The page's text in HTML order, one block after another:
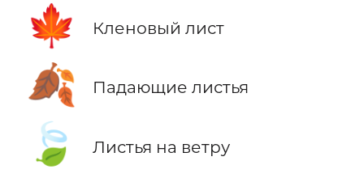
🍁 Кленовый лист
🍂 Падающие листья
🍃 Листья на ветру